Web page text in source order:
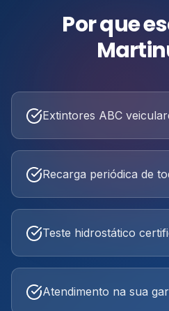
Por que
Extintores ABC
Recarga periódica de
Teste hidrostático
Atendimento na sua